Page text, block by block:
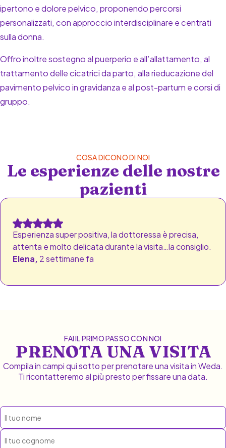
ipertono e dolore pelvico, proponendo percorsi
personalizzati, con approccio interdisciplinare e centrati
sulla donna.
Offro inoltre sostegno al puerperio e all’allattamento, al
trattamento delle cicatrici da parto, alla rieducazione del
pavimento pelvico in gravidanza e al post-partum e corsi di
gruppo.
COSA DICONO DI NOI
Le esperienze delle nostre
pazienti
Esperienza super positiva, la dottoressa è precisa,
attenta e molto delicata durante la visita…la consiglio.
Elena, 2 settimane fa
FAI IL PRIMO PASSO CON NOI
PRENOTA UNA VISITA
Compila in campi qui sotto per prenotare una visita in Weda.
Ti ricontatteremo al più presto per fissare una data.